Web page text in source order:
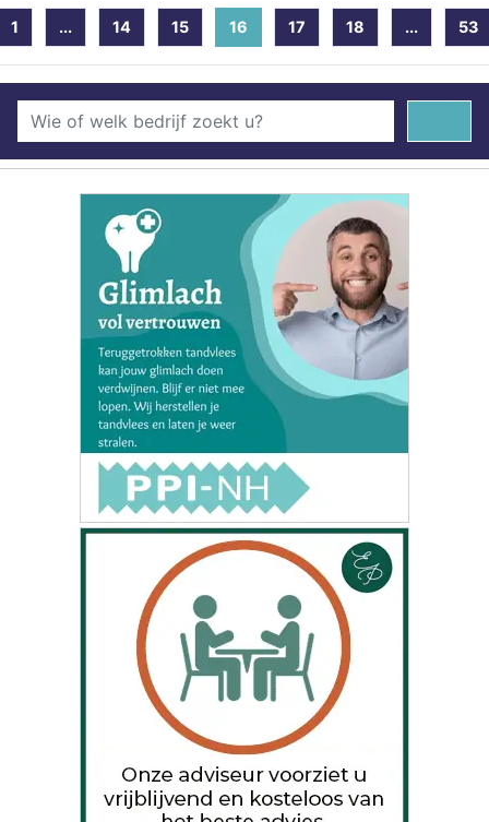
1 ... 14 15 16 (current)
17 18 ... 53